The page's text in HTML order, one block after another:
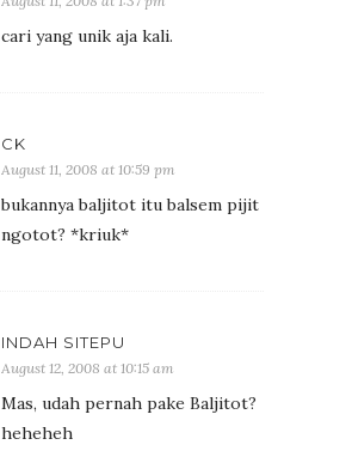
cari yang unik aja kali.
CK
August 11, 2008 at 10:59 pm
bukannya baljitot itu balsem pijit
ngotot? *kriuk*
INDAH SITEPU
August 12, 2008 at 10:15 am
Mas, udah pernah pake Baljitot?
heheheh